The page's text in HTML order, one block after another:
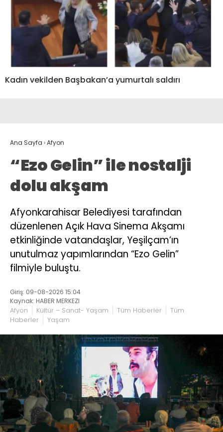
Kadın vekilden Başbakan’a yumurtalı saldırı
Ana Sayfa ›Afyon
“Ezo Gelin” ile nostalji
dolu akşam
Afyonkarahisar Belediyesi tarafından
düzenlenen Açık Hava Sinema Akşamı
etkinliğinde vatandaşlar, Yeşilçam’ın
unutulmaz yapımlarından “Ezo Gelin”
filmiyle buluştu.
Giriş: 09-08-2026 15:04
Kaynak: HABER MERKEZI
Afyon Kültür – Sanat- Yaşam Tüm Haberler
Tüm
Haberler
Yaşam